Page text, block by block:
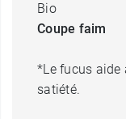
Bio
Coupe faim
*Le fucus aide
satiété.